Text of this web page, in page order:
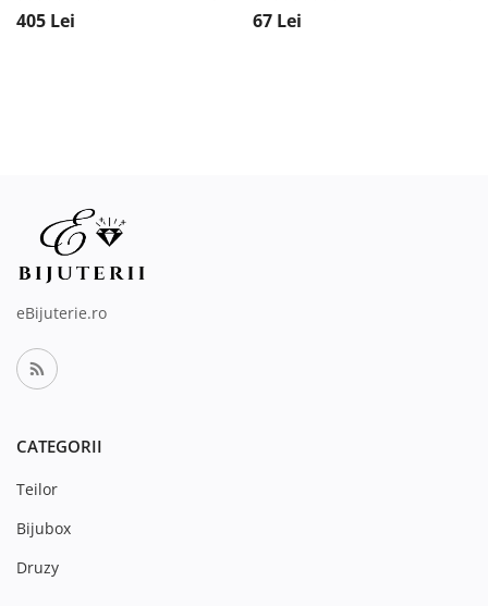
405 Lei 67 Lei
eBijuterie.ro
CATEGORII
Teilor
Bijubox
Druzy